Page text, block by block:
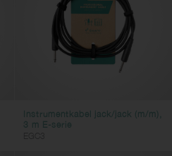
Instrumentkabel jack/jack (m/m),
3 m E-serie